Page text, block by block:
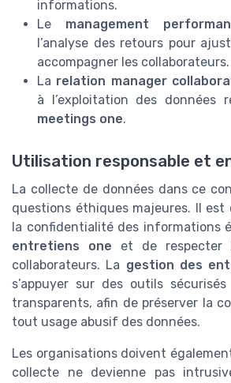
informations.
Le management
l’analyse des retours pour
accompagner les collaborateurs.
La relation manager
à l’exploitation des données
meetings one.
Utilisation responsable et
La collecte de données dans ce
questions éthiques majeures. Il
la confidentialité des informations
entretiens one et de respecter
collaborateurs. La gestion des
s’appuyer sur des outils
transparents, afin de préserver la
tout usage abusif des données.
Les organisations doivent
collecte ne devienne pas